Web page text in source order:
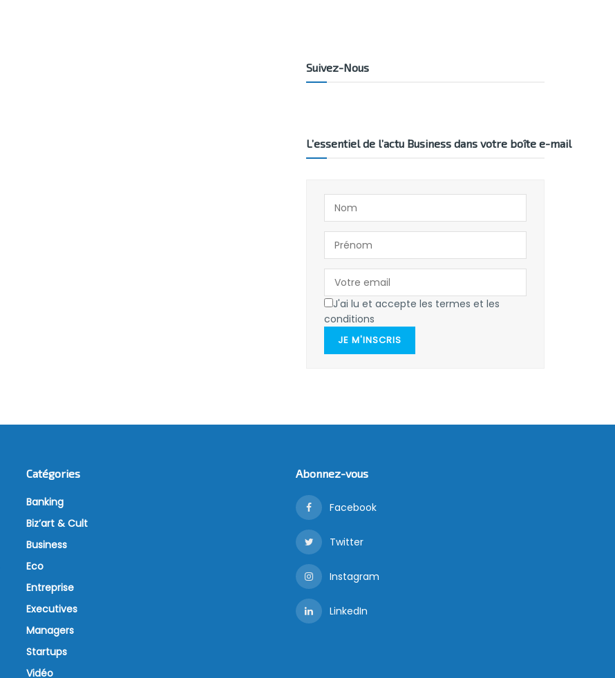
Suivez-Nous
L’essentiel de l’actu Business dans votre boîte e-mail
J'ai lu et accepte les termes et les
conditions
JE M'INSCRIS
Catégories
Banking
Biz’art & Cult
Business
Eco
Entreprise
Executives
Managers
Startups
Vidéo
Abonnez-vous
Facebook
Twitter
Instagram
LinkedIn